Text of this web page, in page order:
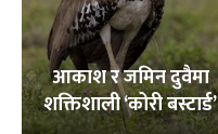
आकाश र जमिन दुवैमा
शक्तिशाली ‘कोरी बस्टार्ड’